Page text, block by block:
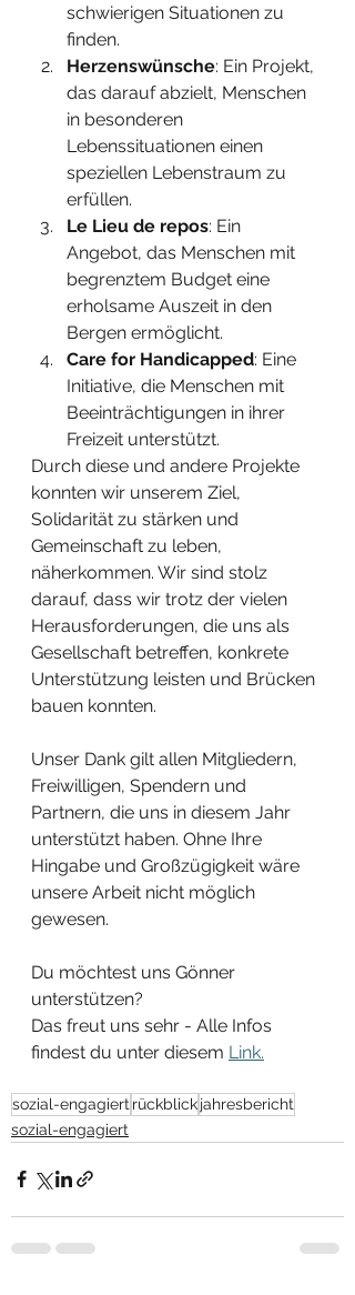
schwierigen Situationen zu
finden.
Herzenswünsche: Ein Projekt,
das darauf abzielt, Menschen
in besonderen
Lebenssituationen einen
speziellen Lebenstraum zu
erfüllen.
Le Lieu de repos: Ein
Angebot, das Menschen mit
begrenztem Budget eine
erholsame Auszeit in den
Bergen ermöglicht.
Care for Handicapped: Eine
Initiative, die Menschen mit
Beeinträchtigungen in ihrer
Freizeit unterstützt.
Durch diese und andere Projekte
konnten wir unserem Ziel,
Solidarität zu stärken und
Gemeinschaft zu leben,
näherkommen. Wir sind stolz
darauf, dass wir trotz der vielen
Herausforderungen, die uns als
Gesellschaft betreffen, konkrete
Unterstützung leisten und Brücken
bauen konnten.
Unser Dank gilt allen Mitgliedern,
Freiwilligen, Spendern und
Partnern, die uns in diesem Jahr
unterstützt haben. Ohne Ihre
Hingabe und Großzügigkeit wäre
unsere Arbeit nicht möglich
gewesen.
Du möchtest uns Gönner
unterstützen?
Das freut uns sehr - Alle Infos
findest du unter diesem Link.
sozial-engagiert rückblickjahresbericht
sozial-engagiert